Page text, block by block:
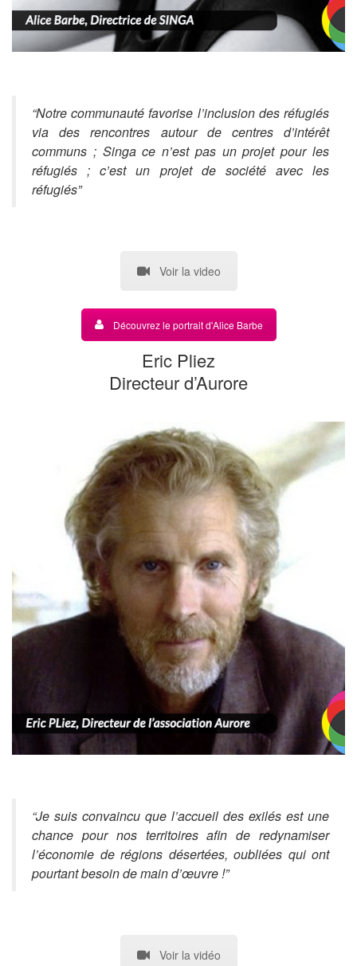
“Notre communauté favorise l’inclusion des réfugiés
via des rencontres autour de centres d’intérêt
communs ; Singa ce n’est pas un projet pour les
réfugiés ; c’est un projet de société avec les
réfugiés”
Voir la video
Découvrez le portrait d'Alice Barbe
Eric Pliez
Directeur d’Aurore
“Je suis convaincu que l’accueil des exilés est une
chance pour nos territoires afin de redynamiser
l’économie de régions désertées, oubliées qui ont
pourtant besoin de main d’œuvre !”
Voir la vidéo